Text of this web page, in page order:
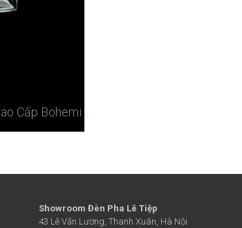
Showroom Đèn Pha Lê Tiệp
43 Lê Văn Lương, Thanh Xuân, Hà Nội